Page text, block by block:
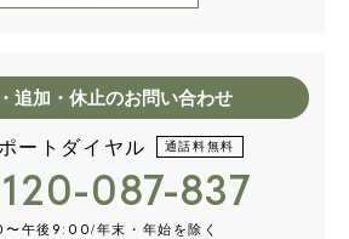
追加・休止のお問い合わせ
ートダイヤル 通話料無料
087-837
〜午後 9:00/年末・年始を除く